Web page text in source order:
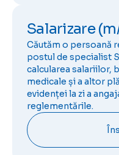
Salarizare
Căutăm o persoană
postul de specialist
calcularea salariilor,
medicale și a altor
evidenței la zi a
reglementările.